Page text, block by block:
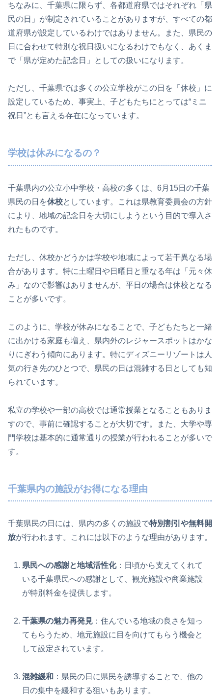
ちなみに、千葉県に限らず、各都道府県ではそれぞれ「県
民の日」が制定されていることがありますが、すべての都
道府県が設定しているわけではありません。また、県民の
日に合わせて特別な祝日扱いになるわけでもなく、あくま
で「県が定めた記念日」としての扱いになります。
ただし、千葉県では多くの公立学校がこの日を「休校」に
設定しているため、事実上、子どもたちにとっては“ミニ
祝日”とも言える存在になっています。
学校は休みになるの？
千葉県内の公立小中学校・高校の多くは、6月15日の千葉
県民の日を休校としています。これは県教育委員会の方針
により、地域の記念日を大切にしようという目的で導入さ
れたものです。
ただし、休校かどうかは学校や地域によって若干異なる場
合があります。特に土曜日や日曜日と重なる年は「元々休
み」なので影響はありませんが、平日の場合は休校となる
ことが多いです。
このように、学校が休みになることで、子どもたちと一緒
に出かける家庭も増え、県内外のレジャースポットはかな
りにぎわう傾向にあります。特にディズニーリゾートは人
気の行き先のひとつで、県民の日は混雑する日としても知
られています。
私立の学校や一部の高校では通常授業となることもありま
すので、事前に確認することが大切です。また、大学や専
門学校は基本的に通常通りの授業が行われることが多いで
す。
千葉県内の施設がお得になる理由
千葉県民の日には、県内の多くの施設で特別割引や無料開
放が行われます。これには以下のような理由があります。
県民への感謝と地域活性化：日頃から支えてくれて
いる千葉県民への感謝として、観光施設や商業施設
が特別料金を提供します。
千葉県の魅力再発見 ：住んでいる地域の良さを知っ
てもらうため、地元施設に目を向けてもらう機会と
して設定されています。
混雑緩和 ：県民の日に県民を誘導することで、他の
日の集中を緩和する狙いもあります。